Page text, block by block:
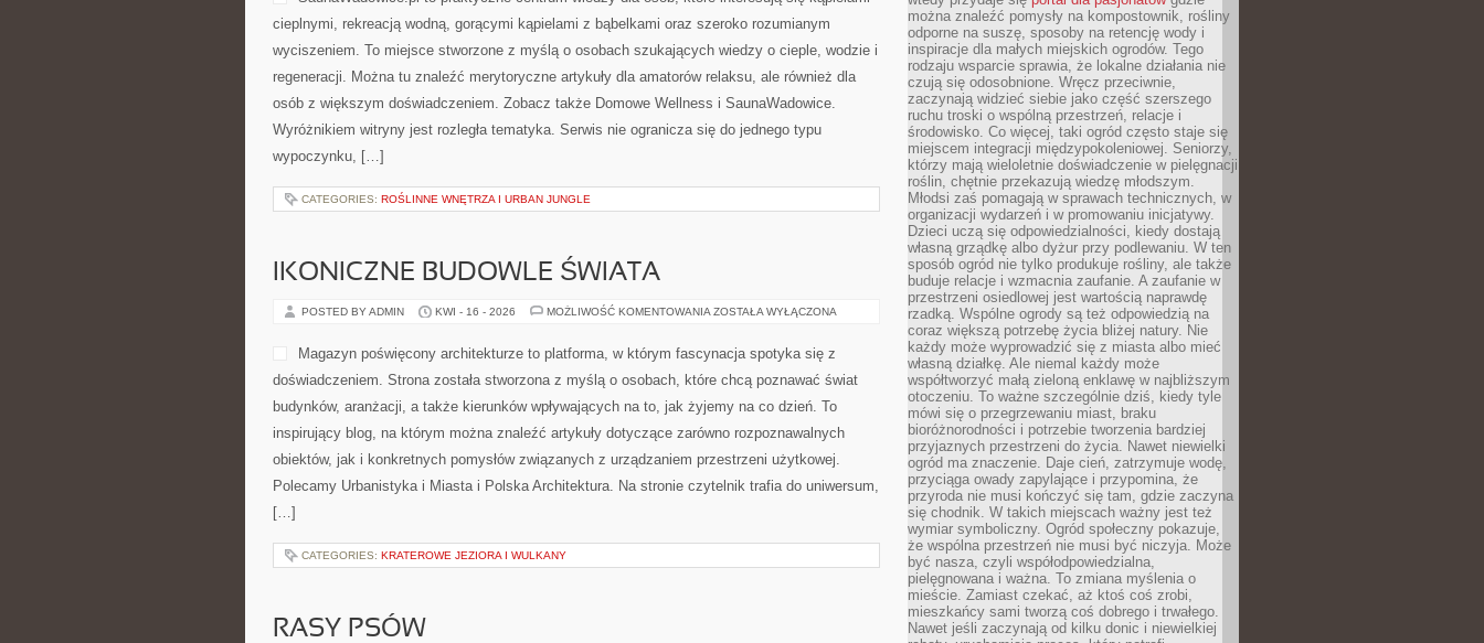
cieplnymi, rekreacją wodną, gorącymi kąpielami z bąbelkami oraz szeroko rozumianym
wyciszeniem. To miejsce stworzone z myślą o osobach szukających wiedzy o cieple, wodzie i
regeneracji. Można tu znaleźć merytoryczne artykuły dla amatorów relaksu, ale również dla
osób z większym doświadczeniem. Zobacz także Domowe Wellness i SaunaWadowice.
Wyróżnikiem witryny jest rozległa tematyka. Serwis nie ogranicza się do jednego typu
wypoczynku, […]
CATEGORIES: ROŚLINNE WNĘTRZA I URBAN JUNGLE
IKONICZNE BUDOWLE ŚWIATA
POSTED BY ADMIN KWI - 16 - 2026 MOŻLIWOŚĆ KOMENTOWANIA IKONICZNE
ZOSTAŁA WYŁĄCZONA
Magazyn poświęcony architekturze to platforma, w którym fascynacja spotyka się z
doświadczeniem. Strona została stworzona z myślą o osobach, które chcą poznawać świat
budynków, aranżacji, a także kierunków wpływających na to, jak żyjemy na co dzień. To
inspirujący blog, na którym można znaleźć artykuły dotyczące zarówno rozpoznawalnych
obiektów, jak i konkretnych pomysłów związanych z urządzaniem przestrzeni użytkowej.
Polecamy Urbanistyka i Miasta i Polska Architektura. Na stronie czytelnik trafia do uniwersum,
[…]
CATEGORIES: KRATEROWE JEZIORA I WULKANY
RASY PSÓW
można znaleźć pomysły na kompostownik, rośliny
odporne na suszę, sposoby na retencję wody i
inspiracje dla małych miejskich ogrodów. Tego
rodzaju wsparcie sprawia, że lokalne działania nie
czują się odosobnione. Wręcz przeciwnie,
zaczynają widzieć siebie jako część szerszego
ruchu troski o wspólną przestrzeń, relacje i
środowisko. Co więcej, taki ogród często staje się
miejscem integracji międzypokoleniowej. Seniorzy,
którzy mają wieloletnie doświadczenie w pielęgnacji
roślin, chętnie przekazują wiedzę młodszym.
Młodsi zaś pomagają w sprawach technicznych, w
organizacji wydarzeń i w promowaniu inicjatywy.
Dzieci uczą się odpowiedzialności, kiedy dostają
własną grządkę albo dyżur przy podlewaniu. W ten
sposób ogród nie tylko produkuje rośliny, ale także
buduje relacje i wzmacnia zaufanie. A zaufanie w
przestrzeni osiedlowej jest wartością naprawdę
rzadką. Wspólne ogrody są też odpowiedzią na
coraz większą potrzebę życia bliżej natury. Nie
każdy może wyprowadzić się z miasta albo mieć
własną działkę. Ale niemal każdy może
współtworzyć małą zieloną enklawę w najbliższym
otoczeniu. To ważne szczególnie dziś, kiedy tyle
mówi się o przegrzewaniu miast, braku
bioróżnorodności i potrzebie tworzenia bardziej
przyjaznych przestrzeni do życia. Nawet niewielki
ogród ma znaczenie. Daje cień, zatrzymuje wodę,
przyciąga owady zapylające i przypomina, że
przyroda nie musi kończyć się tam, gdzie zaczyna
się chodnik. W takich miejscach ważny jest też
wymiar symboliczny. Ogród społeczny pokazuje,
że wspólna przestrzeń nie musi być niczyja. Może
być nasza, czyli współodpowiedzialna,
pielęgnowana i ważna. To zmiana myślenia o
mieście. Zamiast czekać, aż ktoś coś zrobi,
mieszkańcy sami tworzą coś dobrego i trwałego.
Nawet jeśli zaczynają od kilku donic i niewielkiej